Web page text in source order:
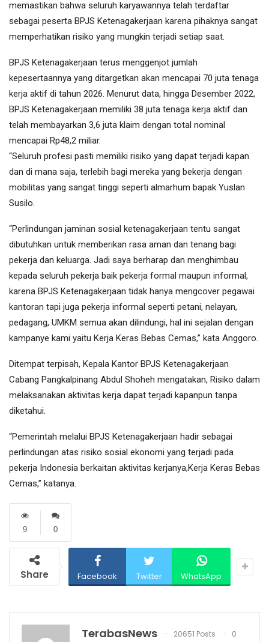
memastikan bahwa seluruh karyawannya telah terdaftar
sebagai peserta BPJS Ketenagakerjaan karena pihaknya sangat
memperhatikan risiko yang mungkin terjadi setiap saat.
BPJS Ketenagakerjaan terus menggenjot jumlah
kepesertaannya yang ditargetkan akan mencapai 70 juta tenaga
kerja aktif di tahun 2026. Menurut data, hingga Desember 2022,
BPJS Ketenagakerjaan memiliki 38 juta tenaga kerja aktif dan
telah membayarkan 3,6 juta klaim dengan total nominal
mencapai Rp48,2 miliar.
“Seluruh profesi pasti memiliki risiko yang dapat terjadi kapan
dan di mana saja, terlebih bagi mereka yang bekerja dengan
mobilitas yang sangat tinggi seperti almarhum bapak Yuslan
Susilo.
“Perlindungan jaminan sosial ketenagakerjaan tentu sangat
dibutuhkan untuk memberikan rasa aman dan tenang bagi
pekerja dan keluarga. Jadi saya berharap dan menghimbau
kepada seluruh pekerja baik pekerja formal maupun informal,
karena BPJS Ketenagakerjaan tidak hanya mengcover pegawai
kantoran tapi juga pekerja informal seperti petani, nelayan,
pedagang, UMKM semua akan dilindungi, hal ini sejalan dengan
kampanye kami yaitu Kerja Keras Bebas Cemas,” kata Anggoro.
Ditempat terpisah, Kepala Kantor BPJS Ketenagakerjaan
Cabang Pangkalpinang Abdul Shoheh mengatakan, Risiko dalam
melaksanakan aktivitas kerja dapat terjadi kapanpun tanpa
diketahui.
“Pemerintah melalui BPJS Ketenagakerjaan hadir sebagai
perlindungan atas risiko sosial ekonomi yang terjadi pada
pekerja Indonesia berkaitan aktivitas kerjanya,Kerja Keras Bebas
Cemas,” katanya.
0
9
Share Facebook Twitter WhatsApp
TerabasNews 20651 Posts
0